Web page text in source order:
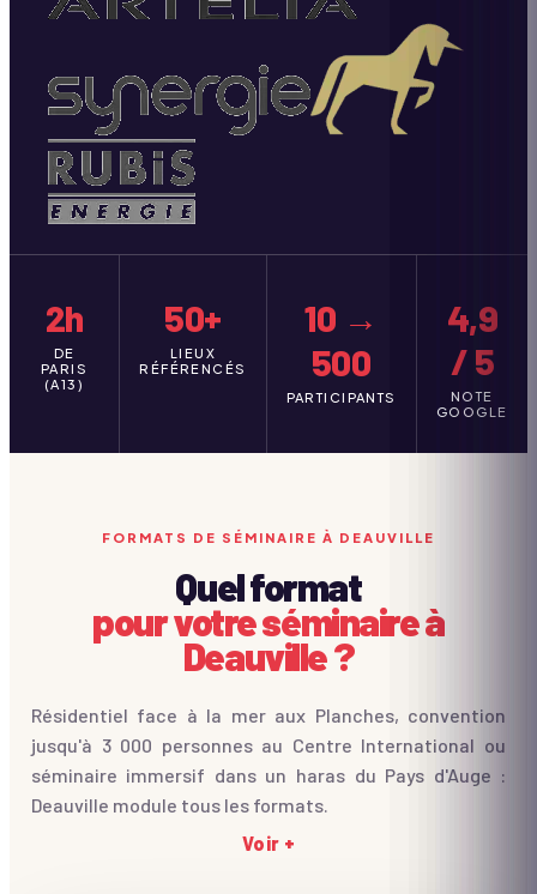
2h
DE
PARIS
(A13)
50+
LIEUX
RÉFÉRENCÉS
10 →
500
PARTICIPANTS
4,9
/ 5
NOTE
GOOGLE
FORMATS DE SÉMINAIRE À DEAUVILLE
Quel format
pour votre séminaire à
Deauville ?
Résidentiel face à la mer aux Planches, convention
jusqu'à 3 000 personnes au Centre International ou
séminaire immersif dans un haras du Pays d'Auge :
Deauville module tous les formats.
Voir +